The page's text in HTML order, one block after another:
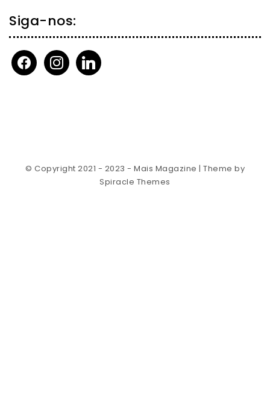
Siga-nos:
facebookinstagramlinkedin
© Copyright 2021 - 2023 - Mais Magazine | Theme by
Spiracle Themes